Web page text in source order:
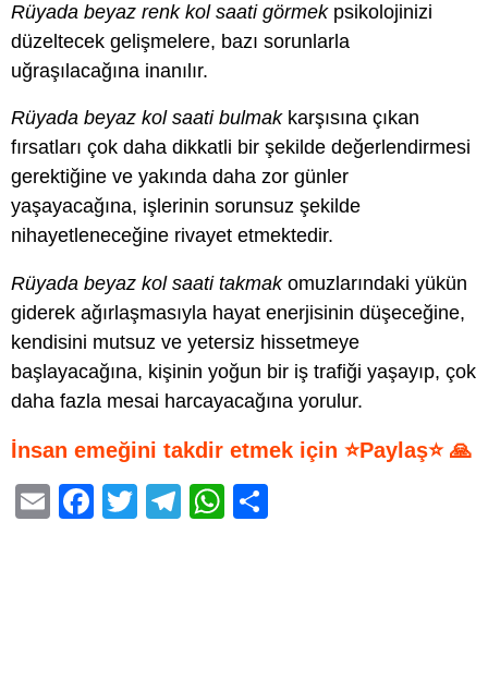
Rüyada beyaz renk kol saati görmekpsikolojinizi
düzeltecek gelişmelere, bazı sorunlarla
uğraşılacağına inanılır.
Rüyada beyaz kol saati bulmakkarşısına çıkan
fırsatları çok daha dikkatli bir şekilde değerlendirmesi
gerektiğine ve yakında daha zor günler
yaşayacağına, işlerinin sorunsuz şekilde
nihayetleneceğine rivayet etmektedir.
Rüyada beyaz kol saati takmakomuzlarındaki yükün
giderek ağırlaşmasıyla hayat enerjisinin düşeceğine,
kendisini mutsuz ve yetersiz hissetmeye
başlayacağına, kişinin yoğun bir iş trafiği yaşayıp, çok
daha fazla mesai harcayacağına yorulur.
İnsan emeğini takdir etmek için ⭐Paylaş⭐ 🙏
E
F
T
T
W